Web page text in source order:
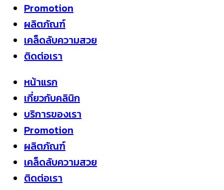
Promotion
ผลิตภัณฑ์
เคล็ดลับความสวย
ติดต่อเรา
หน้าแรก
เกี่ยวกับคลินิก
บริการของเรา
Promotion
ผลิตภัณฑ์
เคล็ดลับความสวย
ติดต่อเรา